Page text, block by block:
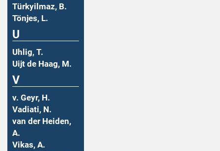
Türkyilmaz, B.
Tönjes, L.
U
Uhlig, T.
Uijt de Haag, M.
V
v. Geyr, H.
Vadiati, N.
van der Heiden,
A.
Vikas, A.